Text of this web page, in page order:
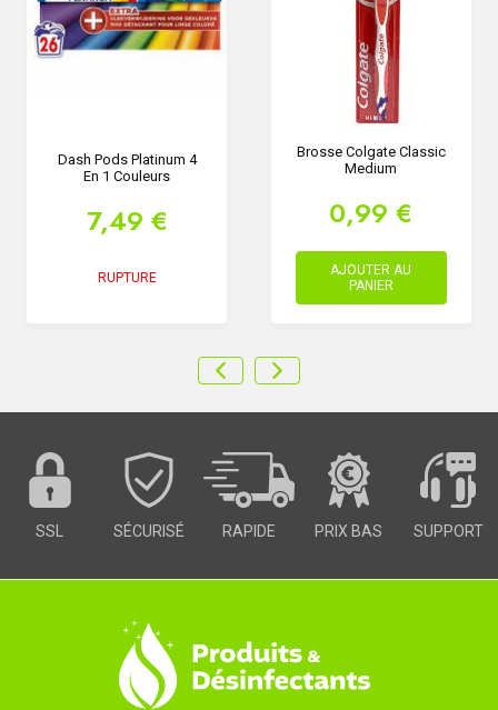
Dash Pods Platinum 4
En 1 Couleurs
7,49 €
RUPTURE
Brosse Colgate Classic
Medium
0,99 €
AJOUTER AU
PANIER
SSL SÉCURISÉ RAPIDE PRIX BAS SUPPORT